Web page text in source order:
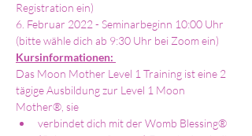
Registration ein)
6. Februar 2022 - Seminarbeginn 10:00 Uhr
(bitte wähle dich ab 9:30 Uhr bei Zoom ein)
Kursinformationen:
Das Moon Mother Level 1 Training ist eine 2
tägige Ausbildung zur Level 1 Moon
Mother®, sie
verbindet dich mit der Womb Blessing®